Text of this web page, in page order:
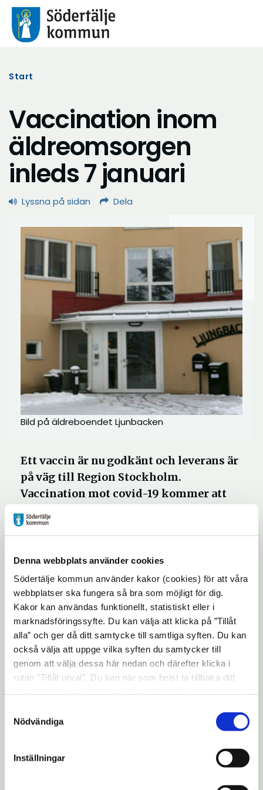
Denna webbplats använder cookies
Södertälje kommun använder kakor (cookies) för att våra
webbplatser ska fungera så bra som möjligt för dig.
Kakor kan användas funktionellt, statistiskt eller i
marknadsföringssyfte. Du kan välja att klicka på ”Tillåt
alla” och ger då ditt samtycke till samtliga syften. Du kan
också välja att uppge vilka syften du samtycker till
genom att välja dessa här nedan och därefter klicka i
rutan ”Tillåt urval”. Du kan när som helst ta tillbaka ditt
"Visa detaljer" kan du läsa om hur kakorna används och
hur vi och våra leverantörer inhämtar och behandlar
Nödvändiga
Inställningar
Start
Vaccination inom
äldreomsorgen
inleds 7 januari
Lyssna på sidan Dela
Bild på äldreboendet Ljunbacken
Ett vaccin är nu godkänt och leverans är
på väg till Region Stockholm.
Vaccination mot covid-19 kommer att
genomföras successivt eftersom
tillgången på vaccin kommer att vara
tid. Tillsammans med Regionen pågår
nu planeringen för att säkra en trygg
och smittsäker vaccinering.
I Södertälje kommer vaccinationerna att
starta upp på vård- och omsorgsboenden
den 7 januari. Läkarorganisationen
ansvarar för vaccineringen som genomförs
vid de ordinarie läkarbesöken på boendet.
Information om vaccin mot covid-19
Folkhälsomyndighetens hemsida